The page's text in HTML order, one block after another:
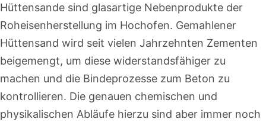
Hüttensande sind glasartige Nebenprodukte der
Roheisenherstellung im Hochofen. Gemahlener
Hüttensand wird seit vielen Jahrzehnten Zementen
beigemengt, um diese widerstandsfähiger zu
machen und die Bindeprozesse zum Beton zu
kontrollieren. Die genauen chemischen und
physikalischen Abläufe hierzu sind aber immer noch